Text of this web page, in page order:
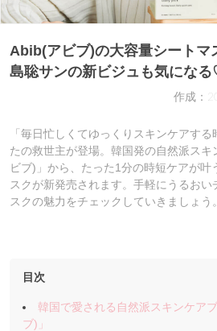
Abib(アビブ)の大容量シートマ
島聡サンの新ビジュも気にな
作成：
「毎日忙しくてゆっくりスキンケアす
たの救世主が登場。韓国発の自然派ス
ビブ)」から、たった1分の時短ケアが叶
スクが新発売されます。手軽にうるお
スクの魅力をチェックしていきましょう。
目次
韓国で愛される自然派スキンケア
ブ)」